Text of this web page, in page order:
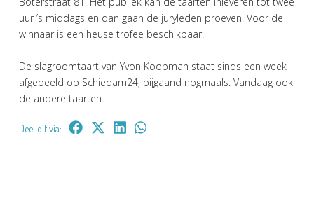
uur ’s middags en dan gaan de juryleden proeven. Voor de
winnaar is een heuse trofee beschikbaar.
De slagroomtaart van Yvon Koopman staat sinds een week
afgebeeld op Schiedam24; bijgaand nogmaals. Vandaag ook
de andere taarten.
Deel dit via: